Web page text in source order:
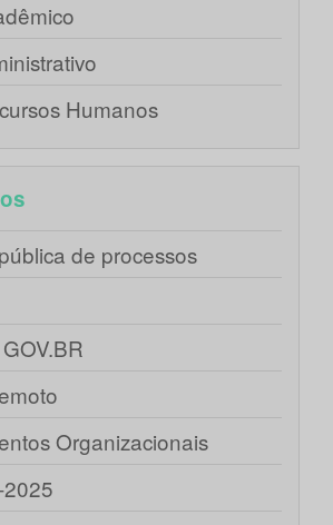
Humanos
de processos
Organizacionais